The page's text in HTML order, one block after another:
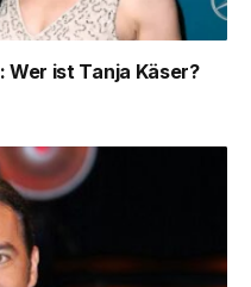
ist Tanja Käser?